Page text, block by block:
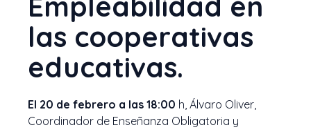
las cooperativas
educativas.
El 20 de febrero a las 18:00 h, Álvaro Oliver,
Coordinador de Enseñanza Obligatoria y